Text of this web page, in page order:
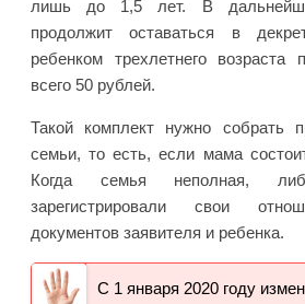
лишь до 1,5 лет. В
продолжит оставаться в
ребенком трехлетнего возраста
всего 50 рублей.
Такой комплект нужно собрать
семьи, то есть, если мама
Когда семья неполная,
зарегистрировали свои
документов заявителя и ребенка.
С 1 января 2020 году